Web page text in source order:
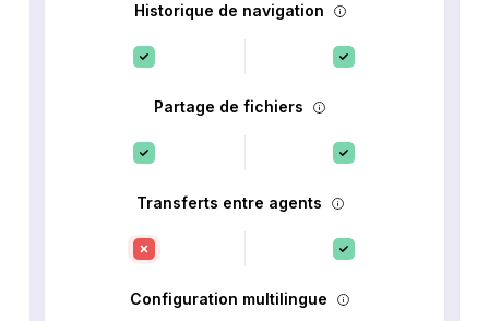
Historique de navigation
Partage de fichiers
Transferts entre agents
Configuration multilingue